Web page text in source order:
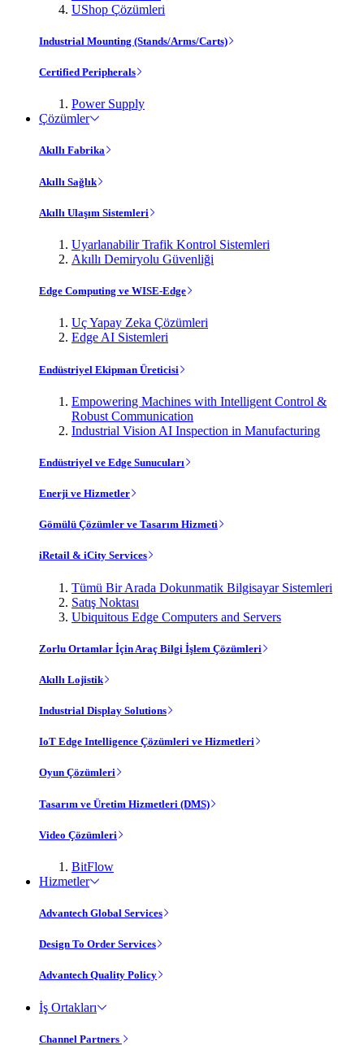
UShop Çözümleri
Industrial Mounting (Stands/Arms/Carts)
Certified Peripherals
Power Supply
Çözümler
Akıllı Fabrika
Akıllı Sağlık
Akıllı Ulaşım Sistemleri
Uyarlanabilir Trafik Kontrol Sistemleri
Akıllı Demiryolu Güvenliği
Edge Computing ve WISE-Edge
Uç Yapay Zeka Çözümleri
Edge AI Sistemleri
Endüstriyel Ekipman Üreticisi
Empowering Machines with Intelligent Control &
Robust Communication
Industrial Vision AI Inspection in Manufacturing
Endüstriyel ve Edge Sunucuları
Enerji ve Hizmetler
Gömülü Çözümler ve Tasarım Hizmeti
iRetail & iCity Services
Tümü Bir Arada Dokunmatik Bilgisayar Sistemleri
Satış Noktası
Ubiquitous Edge Computers and Servers
Zorlu Ortamlar İçin Araç Bilgi İşlem Çözümleri
Akıllı Lojistik
Industrial Display Solutions
IoT Edge Intelligence Çözümleri ve Hizmetleri
Oyun Çözümleri
Tasarım ve Üretim Hizmetleri (DMS)
Video Çözümleri
BitFlow
Hizmetler
Advantech Global Services
Design To Order Services
Advantech Quality Policy
İş Ortakları
Channel Partners